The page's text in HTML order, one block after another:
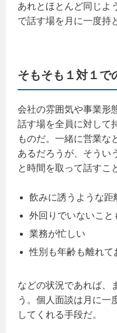
あれとほとんど同じよ
で話す場を月に一度持
そもそも１対１で
会社の雰囲気や事業形
話す場を全員に対して
ものだ。一緒に営業な
あるだろうが、そうい
と時間を取って話すこ
飲みに誘うような距
外回りでいないこと
業務が忙しい
性別も年齢も離れて
などの状況であれば、
う。個人面談は月に一
してくれる手段だ。